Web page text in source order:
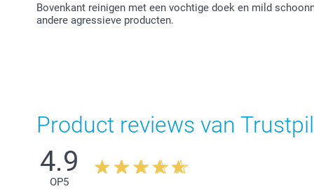
Bovenkant reinigen met een vochtige doek en mild
andere agressieve producten.
Product reviews van
4.9
OP5